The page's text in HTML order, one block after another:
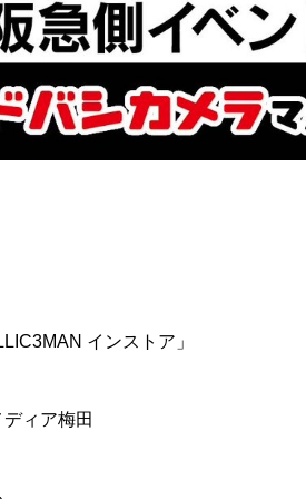
インストア」
ィア梅田